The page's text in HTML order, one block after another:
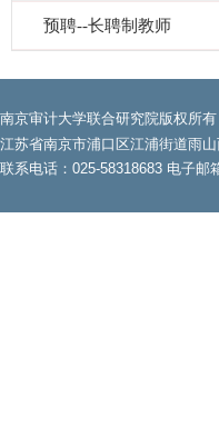
预聘--长聘制教师
南京审计大学联合研究院版权所有
江苏省南京市浦口区江浦街道雨
联系电话：025-58318683 电子邮